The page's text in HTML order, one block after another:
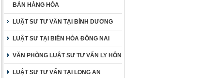
BÁN HÀNG HÓA
LUẬT SƯ TƯ VẤN TẠI BÌNH DƯƠNG
LUẬT SƯ TẠI BIÊN HÒA ĐỒNG NAI
VĂN PHÒNG LUẬT SƯ TƯ VẤN LY HÔN
LUẬT SƯ TƯ VẤN TẠI LONG AN